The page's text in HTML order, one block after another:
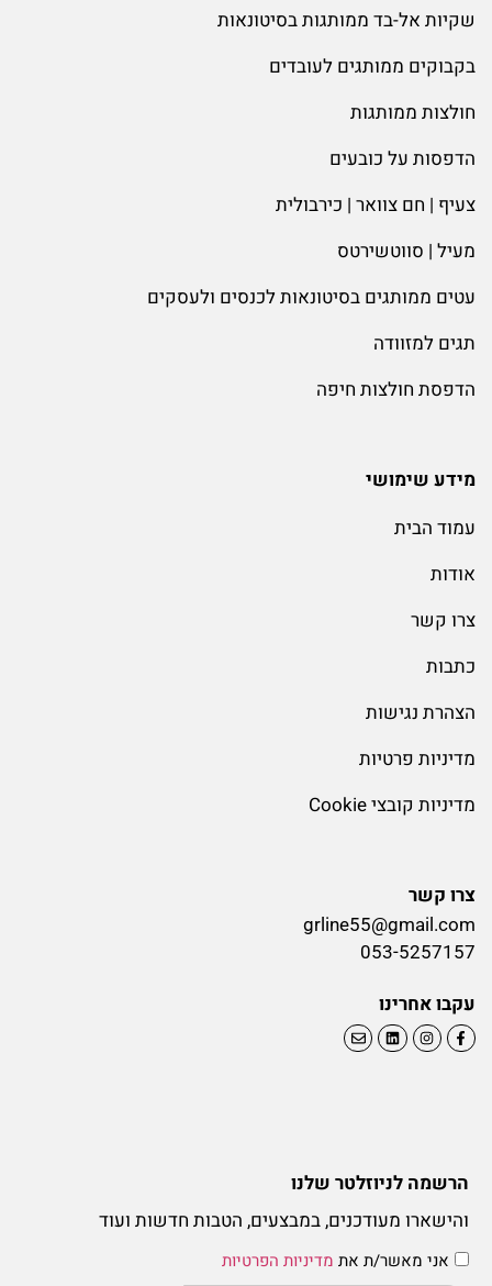
שקיות אל-בד ממותגות בסיטונאות
בקבוקים ממותגים לעובדים
חולצות ממותגות
הדפסות על כובעים
צעיף | חם צוואר | כירבולית
מעיל | סווטשירטס
עטים ממותגים בסיטונאות לכנסים ולעסקים
תגים למזוודה
הדפסת חולצות חיפה
מידע שימושי
עמוד הבית
אודות
צרו קשר
כתבות
הצהרת נגישות
מדיניות פרטיות
מדיניות קובצי Cookie
צרו קשר
grline55@gmail.com
053-5257157
עקבו אחרינו
הרשמה לניוזלטר שלנו
והישארו מעודכנים, במבצעים, הטבות חדשות ועוד
אני מאשר/ת את מדיניות הפרטיות